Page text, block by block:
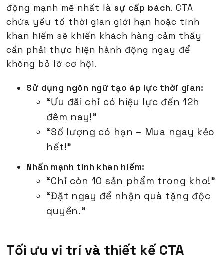
động mạnh mẽ nhất làsự cấp bách. CTA
chứa yếu tố thời gian giới hạn hoặc tính
khan hiếm sẽ khiến khách hàng cảm thấy
cần phải thực hiện hành động ngay để
không bỏ lỡ cơ hội.
Sử dụng ngôn ngữ tạo áp lực thời gian:
“Ưu đãi chỉ có hiệu lực đến 12h
đêm nay!”
“Số lượng có hạn – Mua ngay kẻo
hết!”
Nhấn mạnh tính khan hiếm:
“Chỉ còn 10 sản phẩm trong kho!”
“Đặt ngay để nhận quà tặng độc
quyền.”
Tối ưu vị trí và thiết kế CTA